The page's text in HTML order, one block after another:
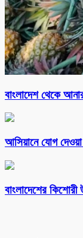
বাংলাদেশ থেকে
আসিয়ানে যোগ দেওয়া
বাংলাদেশের কিশোরী